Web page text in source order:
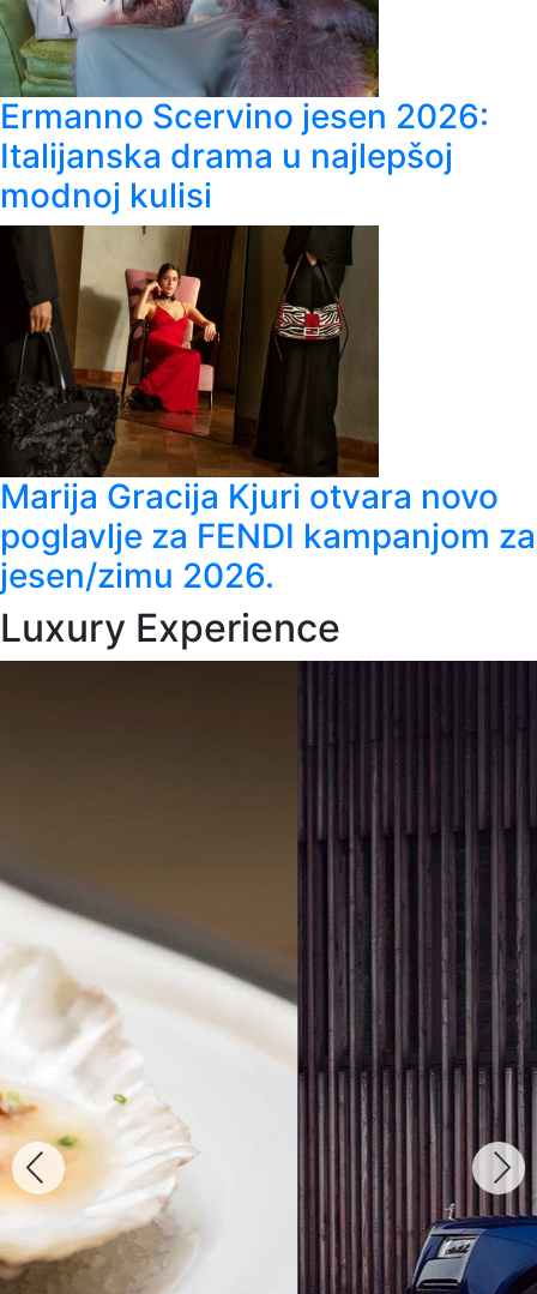
Ermanno Scervino jesen 2026:
Italijanska drama u najlepšoj
modnoj kulisi
Marija Gracija Kjuri otvara novo
poglavlje za FENDI kampanjom za
jesen/zimu 2026.
Luxury Experience